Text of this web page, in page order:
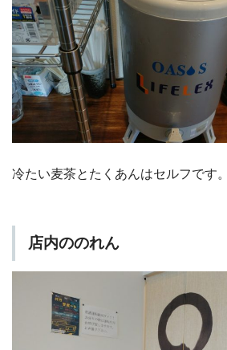
冷たい麦茶とたくあんはセルフです。
店内ののれん